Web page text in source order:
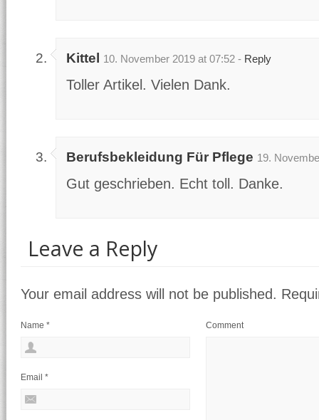
Kittel 10. November 2019 at 07:52 - Reply
Toller Artikel. Vielen Dank.
Berufsbekleidung Für Pflege 19.
Gut geschrieben. Echt toll. Danke.
Leave a Reply
Your email address will not be published.
Comment
Name *
Email *